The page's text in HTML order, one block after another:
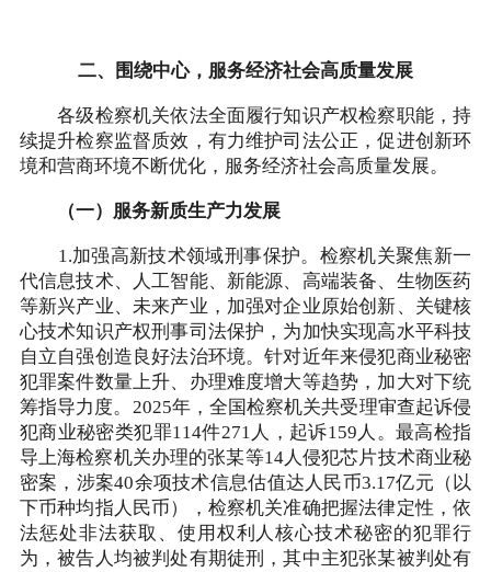
二、围绕中心，服务经济社会高质量发展
各级检察机关依法全面履行知识产权检察职能，持
续提升检察监督质效，有力维护司法公正，促进创新环
境和营商环境不断优化，服务经济社会高质量发展。
（一）服务新质生产力发展
1.加强高新技术领域刑事保护。检察机关聚焦新一
代信息技术、人工智能、新能源、高端装备、生物医药
等新兴产业、未来产业，加强对企业原始创新、关键核
心技术知识产权刑事司法保护，为加快实现高水平科技
自立自强创造良好法治环境。针对近年来侵犯商业秘密
犯罪案件数量上升、办理难度增大等趋势，加大对下统
筹指导力度。2025年，全国检察机关共受理审查起诉侵
犯商业秘密类犯罪114件271人，起诉159人。最高检指
导上海检察机关办理的张某等14人侵犯芯片技术商业秘
密案，涉案40余项技术信息估值达人民币3.17亿元（以
下币种均指人民币），检察机关准确把握法律定性，依
法惩处非法获取、使用权利人核心技术秘密的犯罪行
为，被告人均被判处有期徒刑，其中主犯张某被判处有